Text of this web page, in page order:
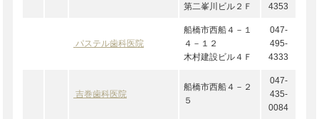
第二峯川ビル２Ｆ
4353
パステル歯科医院
船橋市西船４－１
４－１２
木村建設ビル４Ｆ
047-
495-
4333
吉巻歯科医院
船橋市西船４－２
５
047-
435-
0084